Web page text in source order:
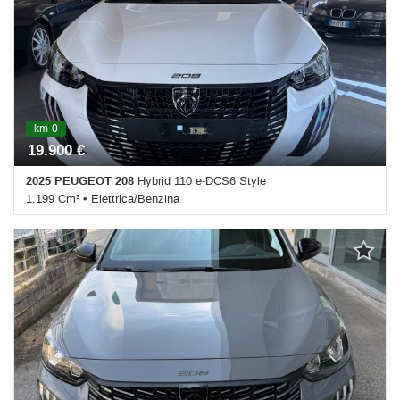
lega • Chiusura centralizzata • Climatizzatore • Controllo trazione •
Cruise Control • ESP • Fari LED • Frenata d'emergenza assistita •
Immobilizzatore elettronico • Riconoscimento dei segnali stradali •
Sensore di luce • Sensore di pioggia • Sensori di parcheggio
posteriori • Sensori di parcheggio posteriori • Servosterzo •
Specchietti laterali elettrici
km 0
19.900 €
2025 PEUGEOT 208 Hybrid 110 e-DCS6 Style
1.199 Cm³ • Elettrica/Benzina
0 Km • Cambio Automatico (6) • Bianco perlato • 5 Porte • ABS •
Airbag laterali • Airbag testa • Autoradio • Autoradio digitale •
Bluetooth • Chiusura centralizzata • Climatizzatore • Controllo
trazione • Cruise Control • ESP • Fari LED • Frenata d'emergenza
assistita • Immobilizzatore elettronico • Riconoscimento dei segnali
stradali • Sensore di luce • Sensori di parcheggio posteriori •
Sensori di parcheggio posteriori • Servosterzo